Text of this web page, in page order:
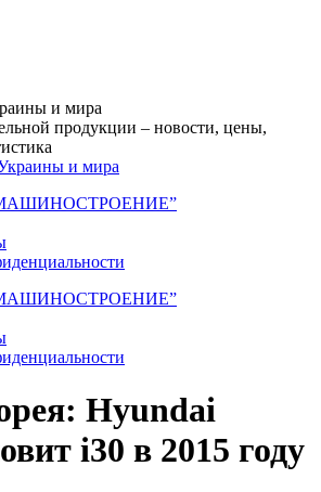
и мира
продукции – новости, цены,
МАШИНОСТРОЕНИЕ”
МАШИНОСТРОЕНИЕ”
Hyundai
i30 в 2015 году